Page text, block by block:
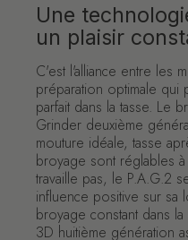
Une
un plaisir
C'est l'alliance entre les
préparation optimale qui
parfait dans la tasse. Le
Grinder deuxième
mouture idéale, tasse
broyage sont réglables
travaille pas, le P.A.G.2
influence positive sur sa
broyage constant dans
3D huitième génération